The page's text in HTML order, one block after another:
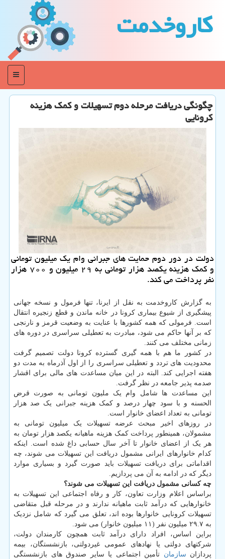
كاروخدمت
منو
چگونگی دریافت مرحله دوم تسهیلات و كمك هزینه
كرونایی
دولت در دور دوم حمایت های جبرانی وام یك میلیون تومانی
و كمك هزینه یكصد هزار تومانی به ۲۹ میلیون و ۷۰۰ هزار
نفر پرداخت می كند.
به گزارش کاروخدمت به نقل از ایرنا، تنها فرمول و نسخه جهانی
پیشگیری از شیوع بیماری کرونا در خانه ماندن و قطع زنجیره انتقال
است. فرمولی که همه کشورها با عنایت به وضعیت قرمز و نارنجی
که بر آنها حاکم می شود، مبادرت به تعطیلی سراسری در دوره های
زمانی مختلف می کنند.
در کشور ما هم با همه گیری گسترده کرونا دولت تصمیم گرفت
محدودیت های تردد و تعطیلی سراسری را از اول آذرماه به مدت دو
هفته اجرایی کند. البته در این میان مساعدت های مالی برای اقشار
صدمه پذیر جامعه در نظر گرفت.
این مساعدت ها شامل وام یک ملیون تومانی به صورت قرض
الحسنه و با سود چهار درصد و کمک هزینه جبرانی یک صد هزار
تومانی به تعداد اعضای خانوار است.
در روزهای اخیر مبحث عرضه تسهیلات یک میلیون تومانی به
مشمولان، همینطور پرداخت کمک هزینه ماهیانه یکصد هزار تومان به
هر یک از اعضای خانوار تا آخر سال حسابی داغ شده است. اینکه
کدام خانوارهای ایرانی مشمول دریافت این تسهیلات می شوند، چه
اقداماتی برای دریافت تسهیلات باید صورت گیرد و بسیاری موارد
دیگر که در ادامه به آن می پردازیم.
چه کسانی مشمول دریافت این تسهیلات می شوند؟
براساس اعلام وزارت تعاون، کار و رفاه اجتماعی این تسهیلات به
خانوارهایی که درآمد ثابت ماهیانه ندارند و در مرحله قبل متقاضی
تسهیلات کرونایی خانوارها بوده اند، تعلق می گیرد که شامل نزدیک
به ۲۹.۷ میلیون نفر (۱۱ میلیون خانوار) می شود.
براین اساس، افراد دارای درآمد ثابت همچون کارمندان دولت،
شرکتهای دولتی یا نهادهای عمومی غیردولتی، بازنشستگان، بیمه
پردازان سازمان تأمین اجتماعی یا سایر صندوق های بازنشستگی